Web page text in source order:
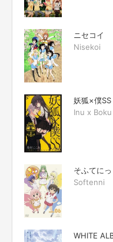
ニセコイ
Nisekoi
妖狐×僕SS
Inu x Boku
そふてにっ
Softenni
WHITE